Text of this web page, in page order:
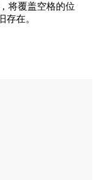
将覆盖空格的位
存在。